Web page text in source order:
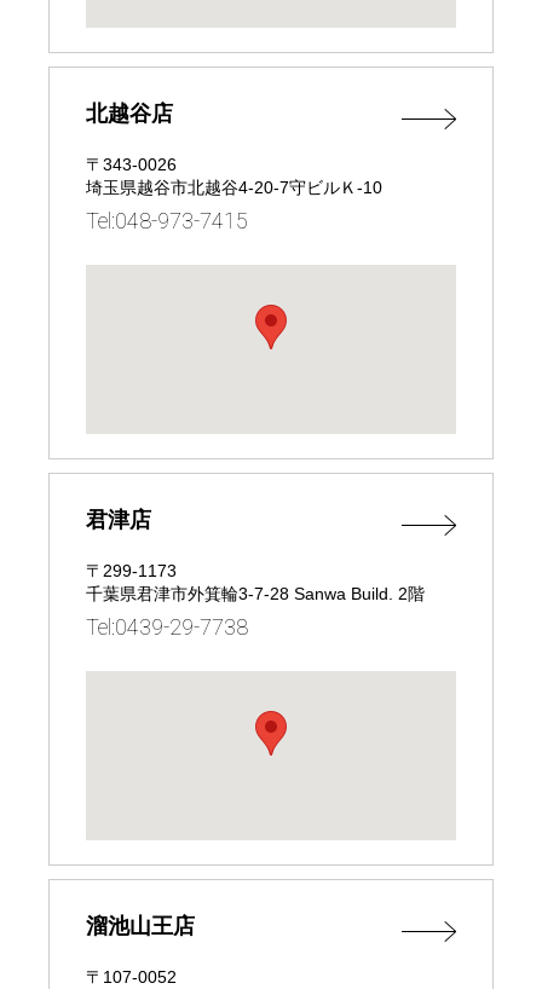
北越谷店
〒343-0026
埼玉県越谷市北越谷4-20-7守ビルＫ-10
Tel:048-973-7415
君津店
〒299-1173
千葉県君津市外箕輪3-7-28 Sanwa Build. 2階
Tel:0439-29-7738
溜池山王店
〒107-0052